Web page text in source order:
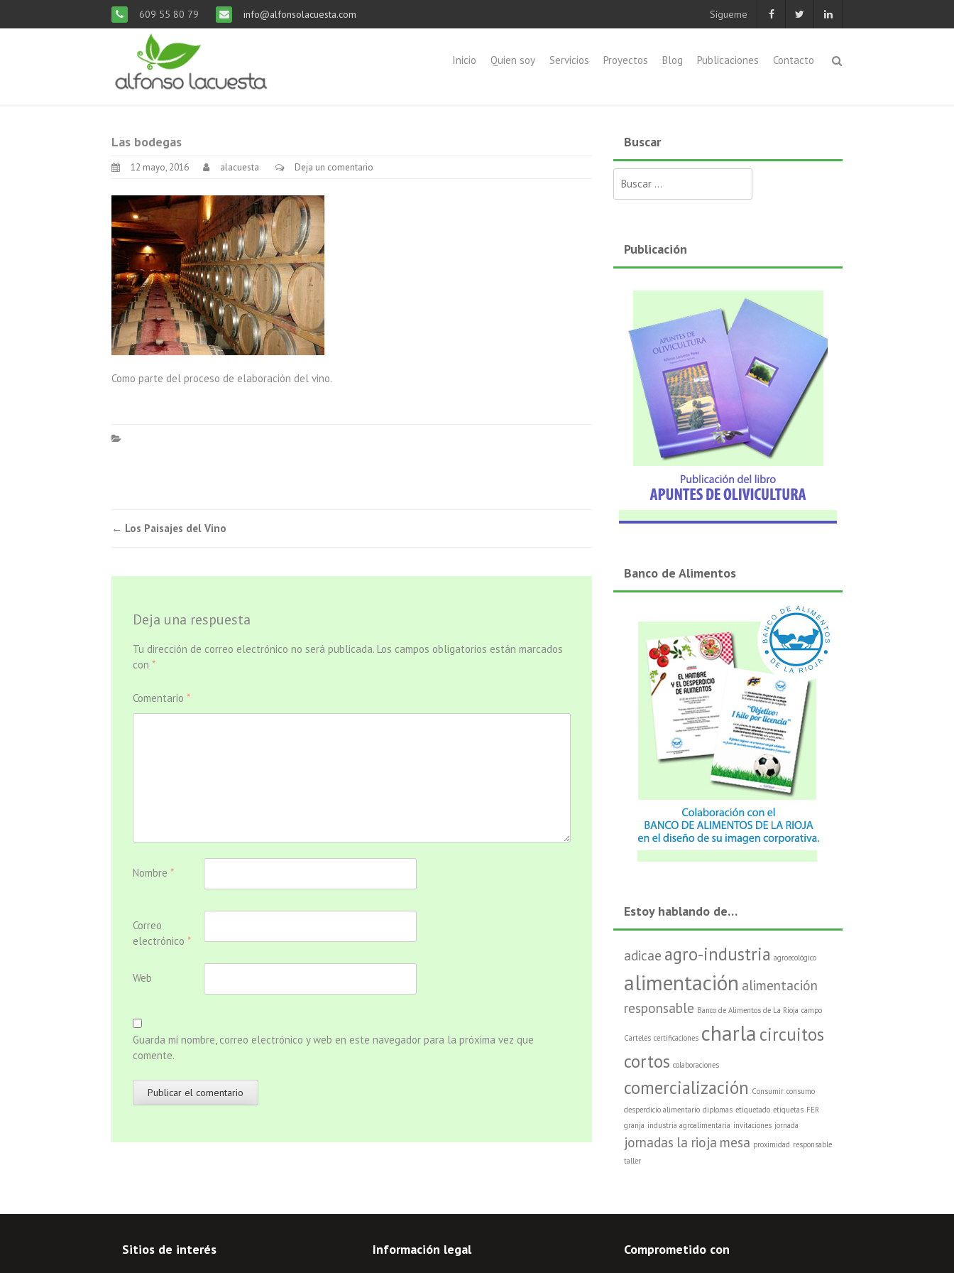
609 55 80 79 info@alfonsolacuesta.com Sígueme
Inicio Quien soy Servicios Proyectos Blog Publicaciones Contacto
Las bodegas
12 mayo, 2016 alacuesta Deja un comentario
Como parte del proceso de elaboración del vino.
Navegación
← Los Paisajes del Vino
Deja una respuesta
Tu dirección de correo electrónico no será publicada. Los campos obligatorios están marcados
con *
Comentario *
Nombre *
Correo
electrónico *
Web
Guarda mi nombre, correo electrónico y web en este navegador para la próxima vez que
comente.
Buscar
Publicación
Banco de Alimentos
Estoy hablando de…
adicae agro-industria agroecológico
alimentación alimentación
responsable Banco de Alimentos de La Rioja campo
Carteles certificaciones charla circuitos
cortos colaboraciones
comercialización Consumir consumo
desperdicio alimentario diplomas etiquetado etiquetas FER
granja industria agroalimentaria invitaciones jornada
jornadas la rioja mesa proximidad responsable
taller
Sitios de interés Información legal Comprometido con